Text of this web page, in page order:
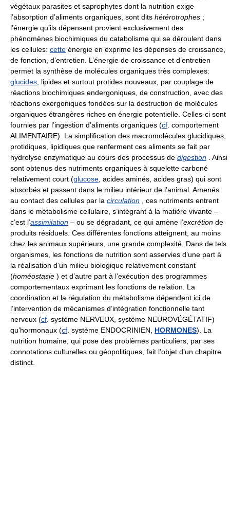
végétaux parasites et saprophytes dont la nutrition exige
l’absorption d’aliments organiques, sont dits hétérotrophes ;
l’énergie qu’ils dépensent provient exclusivement des
phénomènes biochimiques du catabolisme qui se déroulent dans
les cellules: cette énergie en exprime les dépenses de croissance,
de fonction, d’entretien. L’énergie de croissance et d’entretien
permet la synthèse de molécules organiques très complexes:
glucides , lipides et surtout protides nouveaux, par couplage de
réactions biochimiques endergoniques, de construction, avec des
réactions exergoniques fondées sur la destruction de molécules
organiques étrangères riches en énergie potentielle. Celles-ci sont
fournies par l’ingestion d’aliments organiques (cf . comportement
ALIMENTAIRE). La simplification des macromolécules glucidiques,
protidiques, lipidiques que renferment ces aliments se fait par
hydrolyse enzymatique au cours des processus de digestion . Ainsi
sont obtenus des nutriments organiques à squelette carboné
relativement court (glucose , acides aminés, acides gras) qui sont
absorbés et passent dans le milieu intérieur de l’animal. Amenés
au contact des cellules par la circulation , ces nutriments entrent
dans le métabolisme cellulaire, s’intégrant à la matière vivante –
c’est l’assimilation – ou se dégradant, ce qui amène l’excrétion de
produits résiduels. Ces différentes fonctions atteignent, au moins
chez les animaux supérieurs, une grande complexité. Dans de tels
organismes, les fonctions de nutrition sont asservies d’une part à
la réalisation d’un milieu biologique relativement constant
(homéostasie ) et d’autre part à l’exécution des programmes
comportementaux exprimant les fonctions de relation. La
coordination et la régulation du métabolisme dépendent ici de
l’intervention de mécanismes d’intégration fonctionnelle tant
nerveux (cf . système NERVEUX, système NEUROVÉGÉTATIF)
qu’hormonaux (cf . système ENDOCRINIEN, HORMONES). La
nutrition humaine, qui pose des problèmes particuliers, par ses
connotations culturelles ou géopolitiques, fait l’objet d’un chapitre
distinct.